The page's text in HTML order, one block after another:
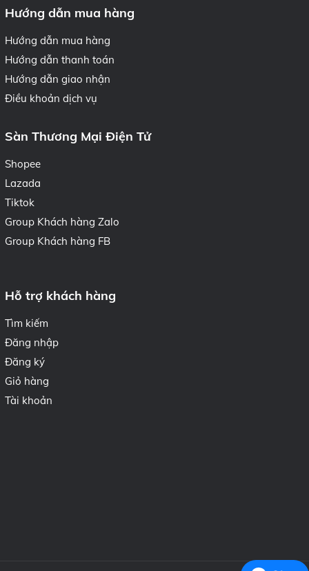
Hướng dẫn mua hàng
Hướng dẫn mua hàng
Hướng dẫn thanh toán
Hướng dẫn giao nhận
Điều khoản dịch vụ
Sàn Thương Mại Điện Tử
Shopee
Lazada
Tiktok
Group Khách hàng Zalo
Group Khách hàng FB
Hỗ trợ khách hàng
Tìm kiếm
Đăng nhập
Đăng ký
Giỏ hàng
Tài khoản